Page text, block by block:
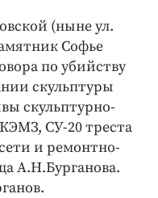
(ныне ул.
Софье
по убийству
скульптуры
скульптурно-
СУ-20 треста
и ремонтно-
А.Н.Бурганова.